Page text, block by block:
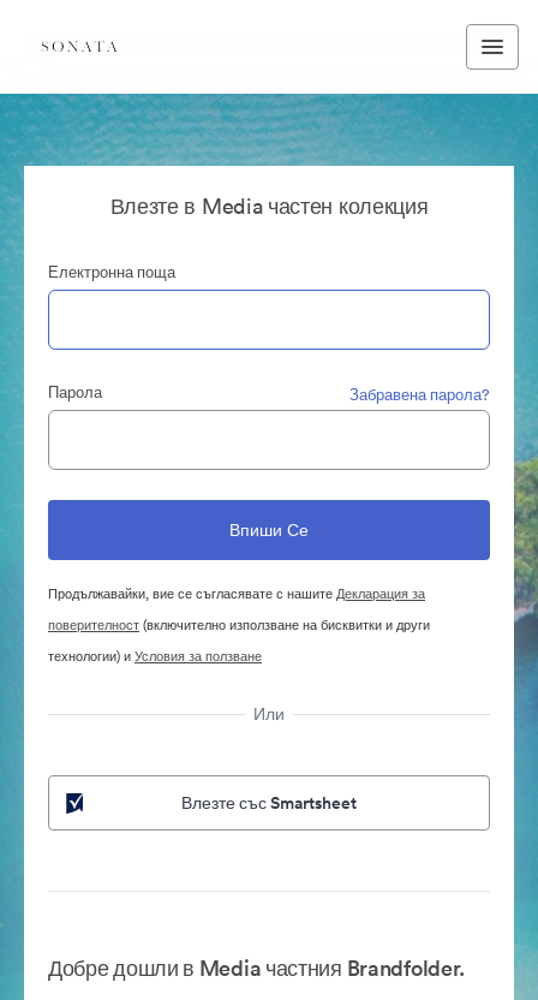
Влезте в Media частен колекция
Електронна поща
Парола Забравена парола?
Продължавайки, вие се съгласявате с нашитеДекларация за
поверителност(включително използване на бисквитки и други
технологии) иУсловия за ползване
Или
Влезте със Smartsheet
Добре дошли в Media частния Brandfolder.